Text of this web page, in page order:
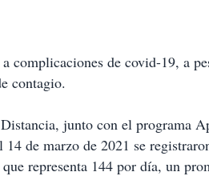
complicaciones de covid-19, a
contagio.
junto con el programa
de marzo de 2021 se
representa 144 por día, un